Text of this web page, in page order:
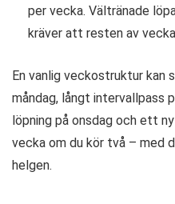
per vecka. Vältränade
kräver att resten av
En vanlig veckostruktur kan
måndag, långt intervallpass
löpning på onsdag och ett
vecka om du kör två – med
helgen.